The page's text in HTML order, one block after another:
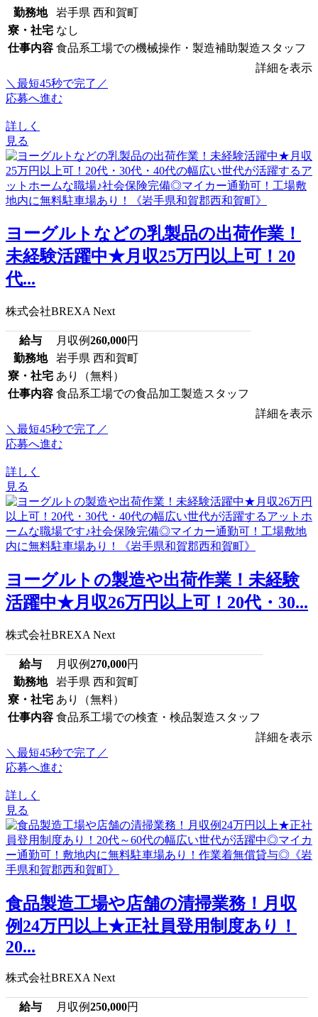
勤務地
岩手県 西和賀町
寮・社宅 なし
仕事内容 食品系工場での機械操作・製造補助製造スタッフ
詳細を表示
＼最短45秒で完了／
応募へ進む
詳しく
見る
ヨーグルトなどの乳製品の出荷作業！
未経験活躍中★月収25万円以上可！20
代...
株式会社BREXA Next
給与 月収例260,000円
勤務地
岩手県 西和賀町
寮・社宅 あり（無料）
仕事内容 食品系工場での食品加工製造スタッフ
詳細を表示
＼最短45秒で完了／
応募へ進む
詳しく
見る
ヨーグルトの製造や出荷作業！未経験
活躍中★月収26万円以上可！20代・30...
株式会社BREXA Next
給与 月収例270,000円
勤務地
岩手県 西和賀町
寮・社宅 あり（無料）
仕事内容 食品系工場での検査・検品製造スタッフ
詳細を表示
＼最短45秒で完了／
応募へ進む
詳しく
見る
食品製造工場や店舗の清掃業務！月収
例24万円以上★正社員登用制度あり！
20...
株式会社BREXA Next
給与 月収例250,000円